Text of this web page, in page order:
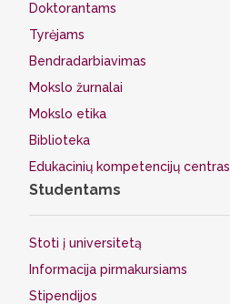
Doktorantams
Tyrėjams
Bendradarbiavimas
Mokslo žurnalai
Mokslo etika
Biblioteka
Edukacinių kompetencijų centras
Studentams
Stoti į universitetą
Informacija pirmakursiams
Stipendijos